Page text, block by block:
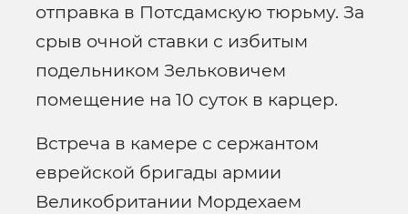
отправка в Потсдамскую тюрьму. За
срыв очной ставки с избитым
подельником Зельковичем
помещение на 10 суток в карцер.
Встреча в камере с сержантом
еврейской бригады армии
Великобритании Мордехаем